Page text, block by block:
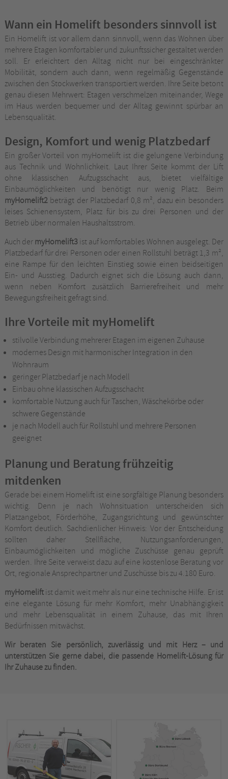
Wann ein Homelift besonders sinnvoll ist
Ein Homelift ist vor allem dann sinnvoll, wenn das Wohnen über
mehrere Etagen komfortabler und zukunftssicher gestaltet werden
soll. Er erleichtert den Alltag nicht nur bei eingeschränkter
Mobilität, sondern auch dann, wenn regelmäßig Gegenstände
zwischen den Stockwerken transportiert werden. Ihre Seite betont
genau diesen Mehrwert: Etagen verschmelzen miteinander, Wege
im Haus werden bequemer und der Alltag gewinnt spürbar an
Lebensqualität.
Design, Komfort und wenig Platzbedarf
Ein großer Vorteil von myHomelift ist die gelungene Verbindung
aus Technik und Wohnlichkeit. Laut Ihrer Seite kommt der Lift
ohne klassischen Aufzugsschacht aus, bietet vielfältige
Einbaumöglichkeiten und benötigt nur wenig Platz. Beim
myHomelift2beträgt der Platzbedarf 0,8 m², dazu ein besonders
leises Schienensystem, Platz für bis zu drei Personen und der
Betrieb über normalen Haushaltsstrom.
Auch der myHomelift3ist auf komfortables Wohnen ausgelegt. Der
Platzbedarf für drei Personen oder einen Rollstuhl beträgt 1,3 m²,
eine Rampe für den leichten Einstieg sowie einen beidseitigen
Ein- und Ausstieg. Dadurch eignet sich die Lösung auch dann,
wenn neben Komfort zusätzlich Barrierefreiheit und mehr
Bewegungsfreiheit gefragt sind.
Ihre Vorteile mit myHomelift
stilvolle Verbindung mehrerer Etagen im eigenen Zuhause
modernes Design mit harmonischer Integration in den
Wohnraum
geringer Platzbedarf je nach Modell
Einbau ohne klassischen Aufzugsschacht
komfortable Nutzung auch für Taschen, Wäschekörbe oder
schwere Gegenstände
je nach Modell auch für Rollstuhl und mehrere Personen
geeignet
Planung und Beratung frühzeitig
mitdenken
Gerade bei einem Homelift ist eine sorgfältige Planung besonders
wichtig. Denn je nach Wohnsituation unterscheiden sich
Platzangebot, Förderhöhe, Zugangsrichtung und gewünschter
Komfort deutlich. Sachdienlicher Hinweis: Vor der Entscheidung
sollten daher Stellfläche, Nutzungsanforderungen,
Einbaumöglichkeiten und mögliche Zuschüsse genau geprüft
werden. Ihre Seite verweist dazu auf eine kostenlose Beratung vor
Ort, regionale Ansprechpartner und Zuschüsse bis zu 4.180 Euro.
myHomeliftist damit weit mehr als nur eine technische Hilfe. Er ist
eine elegante Lösung für mehr Komfort, mehr Unabhängigkeit
und mehr Lebensqualität in einem Zuhause, das mit Ihren
Bedürfnissen mitwächst.
Wir beraten Sie persönlich, zuverlässig und mit Herz – und
unterstützen Sie gerne dabei, die passende Homelift-Lösung für
Ihr Zuhause zu finden.